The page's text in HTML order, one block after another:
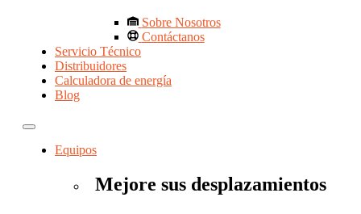
Sobre Nosotros
Contáctanos
Servicio Técnico
Distribuidores
Calculadora de energía
Blog
Equipos
Mejore sus desplazamientos